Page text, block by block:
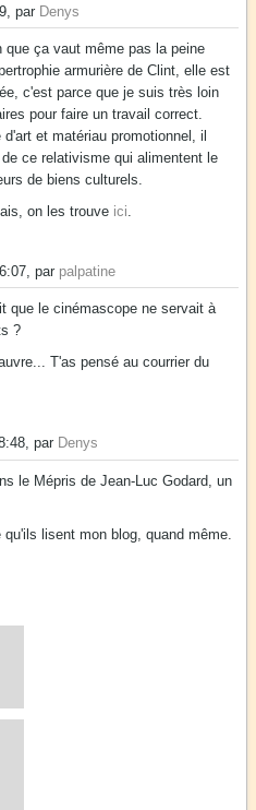
par Denys
ça vaut même pas la peine
armurière de Clint, elle est
c'est parce que je suis très loin
pour faire un travail correct.
et matériau promotionnel, il
ce relativisme qui alimentent le
de biens culturels.
on les trouve ici.
par palpatine
que le cinémascope ne servait à
?
T'as pensé au courrier du
par Denys
le Mépris de Jean-Luc Godard, un
lisent mon blog, quand même.